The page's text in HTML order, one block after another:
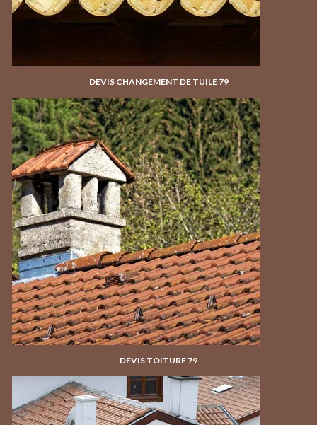
DEVIS CHANGEMENT DE TUILE 79
DEVIS TOITURE 79